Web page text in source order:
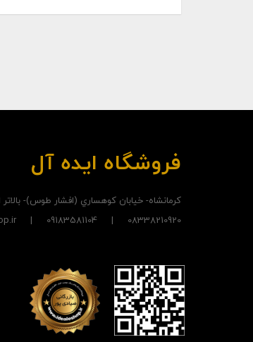
فروشگاه ایده آل
کرمانشاه- خيابان کوهساري (افشار طوس)-
08338210920 | 09183581104 | info@idealeshop.ir